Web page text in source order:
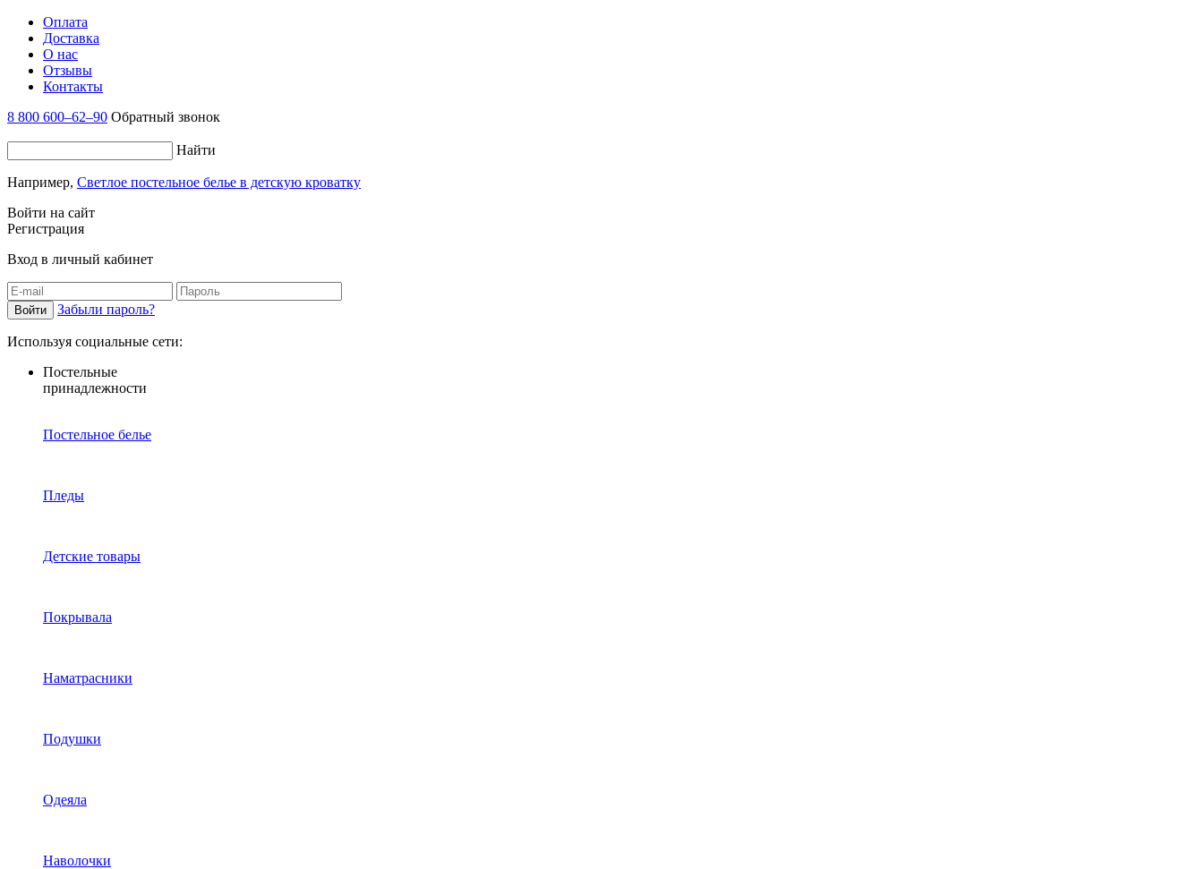
Оплата
Доставка
О нас
Отзывы
Контакты
8 800 600–62–90 Обратный звонок
Найти
Например, Светлое постельное белье в детскую кроватку
Войти на сайт
Регистрация
Вход в личный кабинет
Забыли пароль?
Используя социальные сети:
Постельные
принадлежности
Постельное белье
Пледы
Детские товары
Покрывала
Наматрасники
Подушки
Одеяла
Наволочки